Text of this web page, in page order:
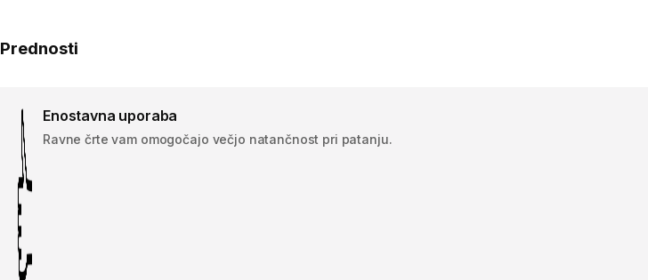
Prednosti
Enostavna uporaba
Ravne črte vam omogočajo večjo natančnost pri patanju.